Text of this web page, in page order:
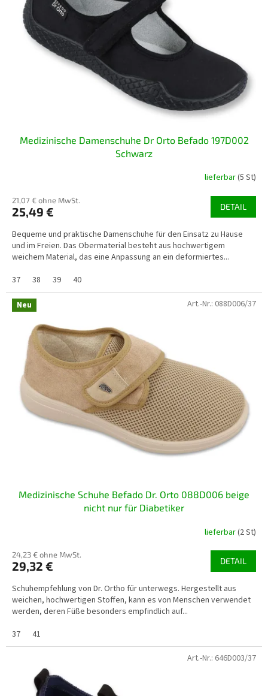
Medizinische Damenschuhe Dr Orto Befado 197D002
Schwarz
lieferbar(5 St)
21,07 € ohne MwSt.
25,49 € DETAIL
Bequeme und praktische Damenschuhe für den Einsatz zu Hause
und im Freien. Das Obermaterial besteht aus hochwertigem
weichem Material, das eine Anpassung an ein deformiertes...
37
38 39 40
Neu
Medizinische Schuhe Befado Dr. Orto 088D006 beige
nicht nur für Diabetiker
lieferbar(2 St)
24,23 € ohne MwSt.
29,32 € DETAIL
Schuhempfehlung von Dr. Ortho für unterwegs. Hergestellt aus
weichen, hochwertigen Stoffen, kann es von Menschen verwendet
werden, deren Füße besonders empfindlich auf...
37
41
Art.-Nr.: 088D006/37
Art.-Nr.: 646D003/37